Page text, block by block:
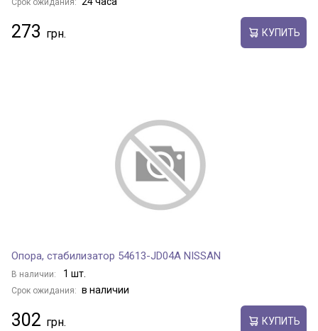
Срок ожидания:
273 КУПИТЬ
Опора, стабилизатор 54613-JD04A NISSAN
В наличии: 1 шт.
Срок ожидания: в наличии
302 КУПИТЬ